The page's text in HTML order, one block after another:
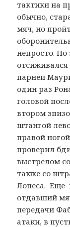
тактики на
обычно,
мяч, но
непросто. Но
парней
один раз
головой
втором
штангой
правой
проверил
выстрелом
также со
Лопеса. Еще
отдавший
передачи
атаки, в